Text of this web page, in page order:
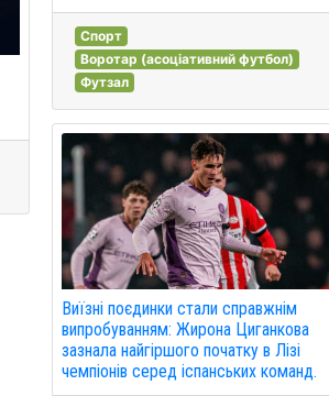
Спорт
Воротар (асоціативний футбол)
Футзал
Виїзні поєдинки стали справжнім
випробуванням: Жирона Циганкова
зазнала найгіршого початку в Лізі
чемпіонів серед іспанських команд.